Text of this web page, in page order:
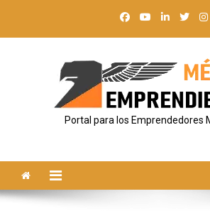
Portal para los Emprendedores